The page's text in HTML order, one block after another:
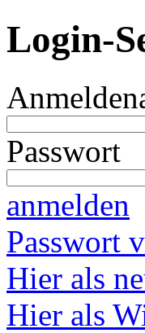
Login-
Passwort
anmelden
Passwort
Hier als
Hier als